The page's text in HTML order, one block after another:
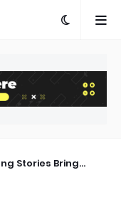
Stories Bring